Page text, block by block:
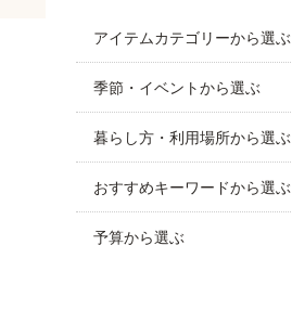
アイテムカテゴリーから選ぶ
季節・イベントから選ぶ
暮らし方・利用場所から選ぶ
おすすめキーワードから選ぶ
予算から選ぶ